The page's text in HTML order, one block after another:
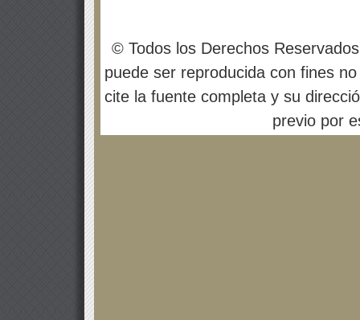
© Todos los Derechos
puede ser reproducida con fines
cite la fuente completa y su
previo por